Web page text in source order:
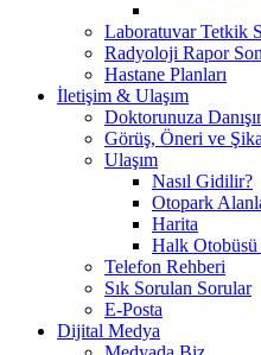
Laboratuvar Tetkik
Radyoloji Rapor
Hastane Planları
İletişim & Ulaşım
Doktorunuza
Görüş, Öneri ve
Ulaşım
Nasıl Gidilir?
Otopark
Harita
Halk
Telefon Rehberi
Sık Sorulan Sorular
E-Posta
Dijital Medya